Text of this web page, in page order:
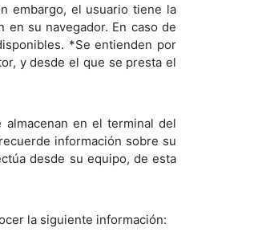
embargo, el usuario tiene la
su navegador. En caso de
*Se entienden por
y desde el que se presta el
en el terminal del
información sobre su
desde su equipo, de esta
la siguiente información: